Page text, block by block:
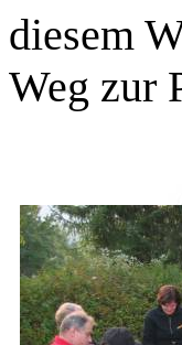
diesem
Weg zur